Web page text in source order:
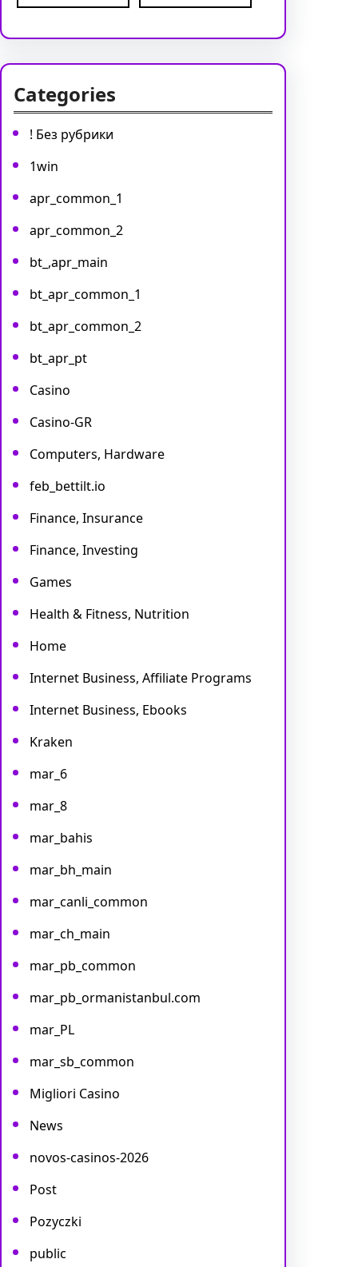
Categories
! Без рубрики
1win
apr_common_1
apr_common_2
bt_,apr_main
bt_apr_common_1
bt_apr_common_2
bt_apr_pt
Casino
Casino-GR
Computers, Hardware
feb_bettilt.io
Finance, Insurance
Finance, Investing
Games
Health & Fitness, Nutrition
Home
Internet Business, Affiliate Programs
Internet Business, Ebooks
Kraken
mar_6
mar_8
mar_bahis
mar_bh_main
mar_canli_common
mar_ch_main
mar_pb_common
mar_pb_ormanistanbul.com
mar_PL
mar_sb_common
Migliori Casino
News
novos-casinos-2026
Post
Pozyczki
public